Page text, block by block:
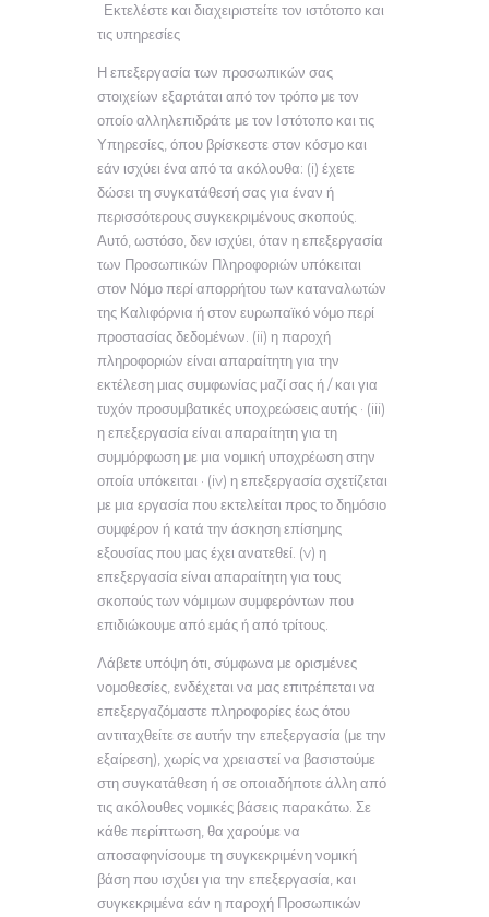
Εκτελέστε και διαχειριστείτε τον ιστότοπο και
τις υπηρεσίες
Η επεξεργασία των προσωπικών σας
στοιχείων εξαρτάται από τον τρόπο με τον
οποίο αλληλεπιδράτε με τον Ιστότοπο και τις
Υπηρεσίες, όπου βρίσκεστε στον κόσμο και
εάν ισχύει ένα από τα ακόλουθα: (i) έχετε
δώσει τη συγκατάθεσή σας για έναν ή
περισσότερους συγκεκριμένους σκοπούς.
Αυτό, ωστόσο, δεν ισχύει, όταν η επεξεργασία
των Προσωπικών Πληροφοριών υπόκειται
στον Νόμο περί απορρήτου των καταναλωτών
της Καλιφόρνια ή στον ευρωπαϊκό νόμο περί
προστασίας δεδομένων. (ii) η παροχή
πληροφοριών είναι απαραίτητη για την
εκτέλεση μιας συμφωνίας μαζί σας ή / και για
τυχόν προσυμβατικές υποχρεώσεις αυτής · (iii)
η επεξεργασία είναι απαραίτητη για τη
συμμόρφωση με μια νομική υποχρέωση στην
οποία υπόκειται · (iv) η επεξεργασία σχετίζεται
με μια εργασία που εκτελείται προς το δημόσιο
συμφέρον ή κατά την άσκηση επίσημης
εξουσίας που μας έχει ανατεθεί. (v) η
επεξεργασία είναι απαραίτητη για τους
σκοπούς των νόμιμων συμφερόντων που
επιδιώκουμε από εμάς ή από τρίτους.
Λάβετε υπόψη ότι, σύμφωνα με ορισμένες
νομοθεσίες, ενδέχεται να μας επιτρέπεται να
επεξεργαζόμαστε πληροφορίες έως ότου
αντιταχθείτε σε αυτήν την επεξεργασία (με την
εξαίρεση), χωρίς να χρειαστεί να βασιστούμε
στη συγκατάθεση ή σε οποιαδήποτε άλλη από
τις ακόλουθες νομικές βάσεις παρακάτω. Σε
κάθε περίπτωση, θα χαρούμε να
αποσαφηνίσουμε τη συγκεκριμένη νομική
βάση που ισχύει για την επεξεργασία, και
συγκεκριμένα εάν η παροχή Προσωπικών